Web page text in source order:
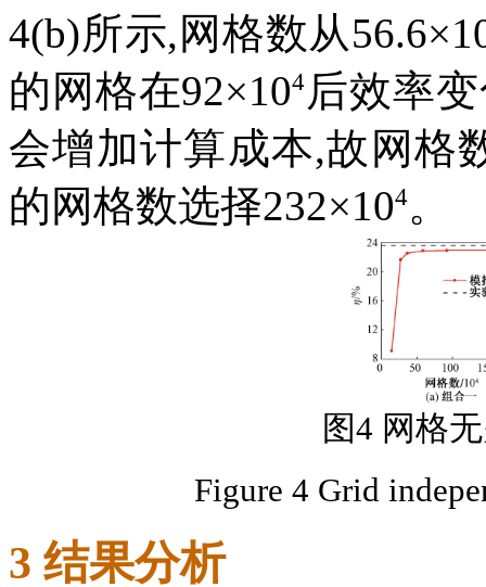
4(b)所示,网格数从
的网格在92×104 后效率
会增加计算成本,故网格
的网格数选择232×104。
图4 网格
Figure 4 Grid
3 结果分析